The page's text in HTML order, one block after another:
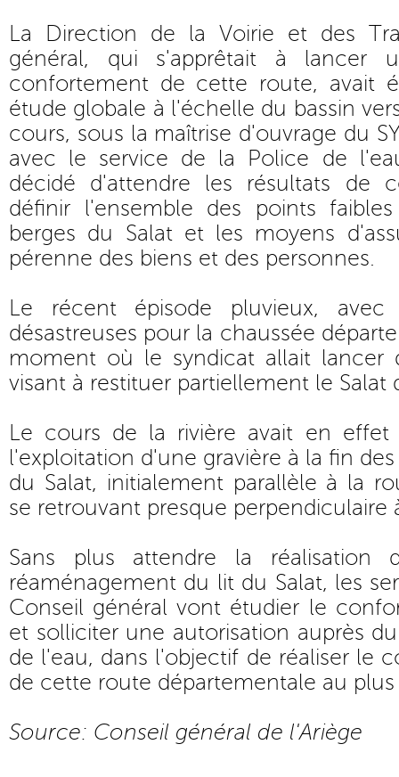
La Direction de la Voirie et des
général, qui s'apprêtait à lancer
confortement de cette route, avait
étude globale à l'échelle du bassin
cours, sous la maîtrise d'ouvrage du
avec le service de la Police de
décidé d'attendre les résultats de
définir l'ensemble des points
berges du Salat et les moyens
pérenne des biens et des personnes.
Le récent épisode pluvieux, avec
désastreuses pour la chaussée
moment où le syndicat allait lancer
visant à restituer partiellement le Salat
Le cours de la rivière avait en
l'exploitation d'une gravière à la fin
du Salat, initialement parallèle à la
se retrouvant presque perpendiculaire
Sans plus attendre la réalisation
réaménagement du lit du Salat, les
Conseil général vont étudier le
et solliciter une autorisation auprès
de l'eau, dans l'objectif de réaliser le
de cette route départementale au
Source: Conseil général de l'Ariège